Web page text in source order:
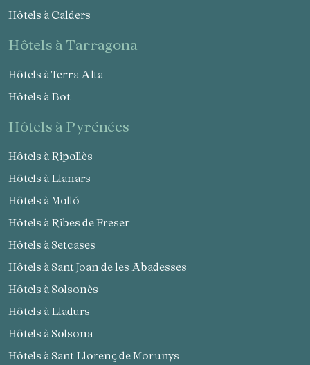
Hôtels à Calders
hôtels à Tarragona
Hôtels à Terra Alta
Hôtels à Bot
hôtels à Pyrénées
Hôtels à Ripollès
Hôtels à Llanars
Hôtels à Molló
Hôtels à Ribes de Freser
Hôtels à Setcases
Hôtels à Sant Joan de les Abadesses
Hôtels à Solsonès
Hôtels à Lladurs
Hôtels à Solsona
Hôtels à Sant Llorenç de Morunys